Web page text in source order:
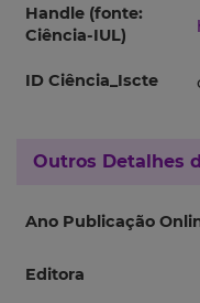
Handle (fonte:
Ciência-IUL)
ID Ciência_Iscte
Outros Detalhes
Ano Publicação
Editora